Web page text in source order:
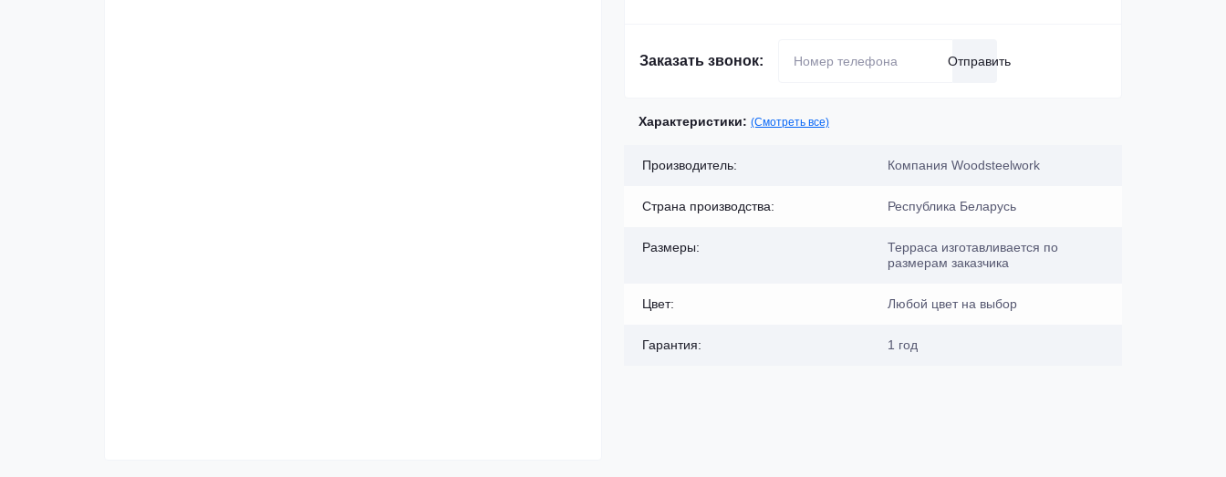
Заказать звонок: Отправить
Характеристики: (Смотреть все)
Производитель: Компания Woodsteelwork
Страна производства: Республика Беларусь
Размеры:
Терраса изготавливается по
размерам заказчика
Цвет: Любой цвет на выбор
Гарантия: 1 год